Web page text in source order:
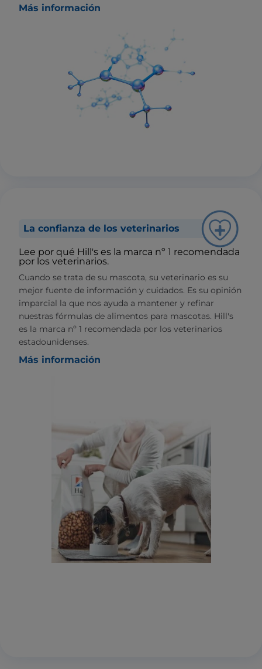
Más información
La confianza de los veterinarios
Lee por qué Hill's es la marca nº 1 recomendada
por los veterinarios.
Cuando se trata de su mascota, su veterinario es su
mejor fuente de información y cuidados. Es su opinión
imparcial la que nos ayuda a mantener y refinar
nuestras fórmulas de alimentos para mascotas. Hill's
es la marca nº 1 recomendada por los veterinarios
estadounidenses.
Más información